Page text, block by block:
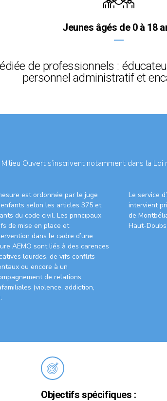
Jeunes âgés de 0 à 18
de professionnels :
personnel administratif et
Ouvert s’inscrivent notamment dans la
est ordonnée par le juge
selon les articles 375 et
du code civil. Les principaux
de mise en place et
dans le cadre d’une
AEMO sont liés à des carences
lourdes, de vifs conflits
ou encore à un
de relations
(violence, addiction,
Le service
intervient
de
Haut-Doubs.
Objectifs spécifiques :